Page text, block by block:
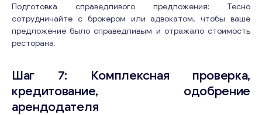
Подготовка справедливого предложения: Тесно
сотрудничайте с брокером или адвокатом, чтобы ваше
предложение было справедливым и отражало стоимость
ресторана.
Шаг 7: Комплексная проверка,
кредитование, одобрение
арендодателя